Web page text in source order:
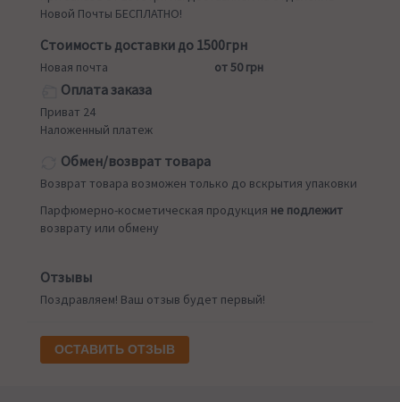
Новой Почты БЕСПЛАТНО!
Стоимость доставки до 1500грн
Новая почта от 50 грн
Оплата заказа
Приват 24
Наложенный платеж
Обмен/возврат товара
Возврат товара возможен только до вскрытия упаковки
Парфюмерно-косметическая продукция не подлежит
возврату или обмену
Отзывы
Поздравляем! Ваш отзыв будет первый!
ОСТАВИТЬ ОТЗЫВ